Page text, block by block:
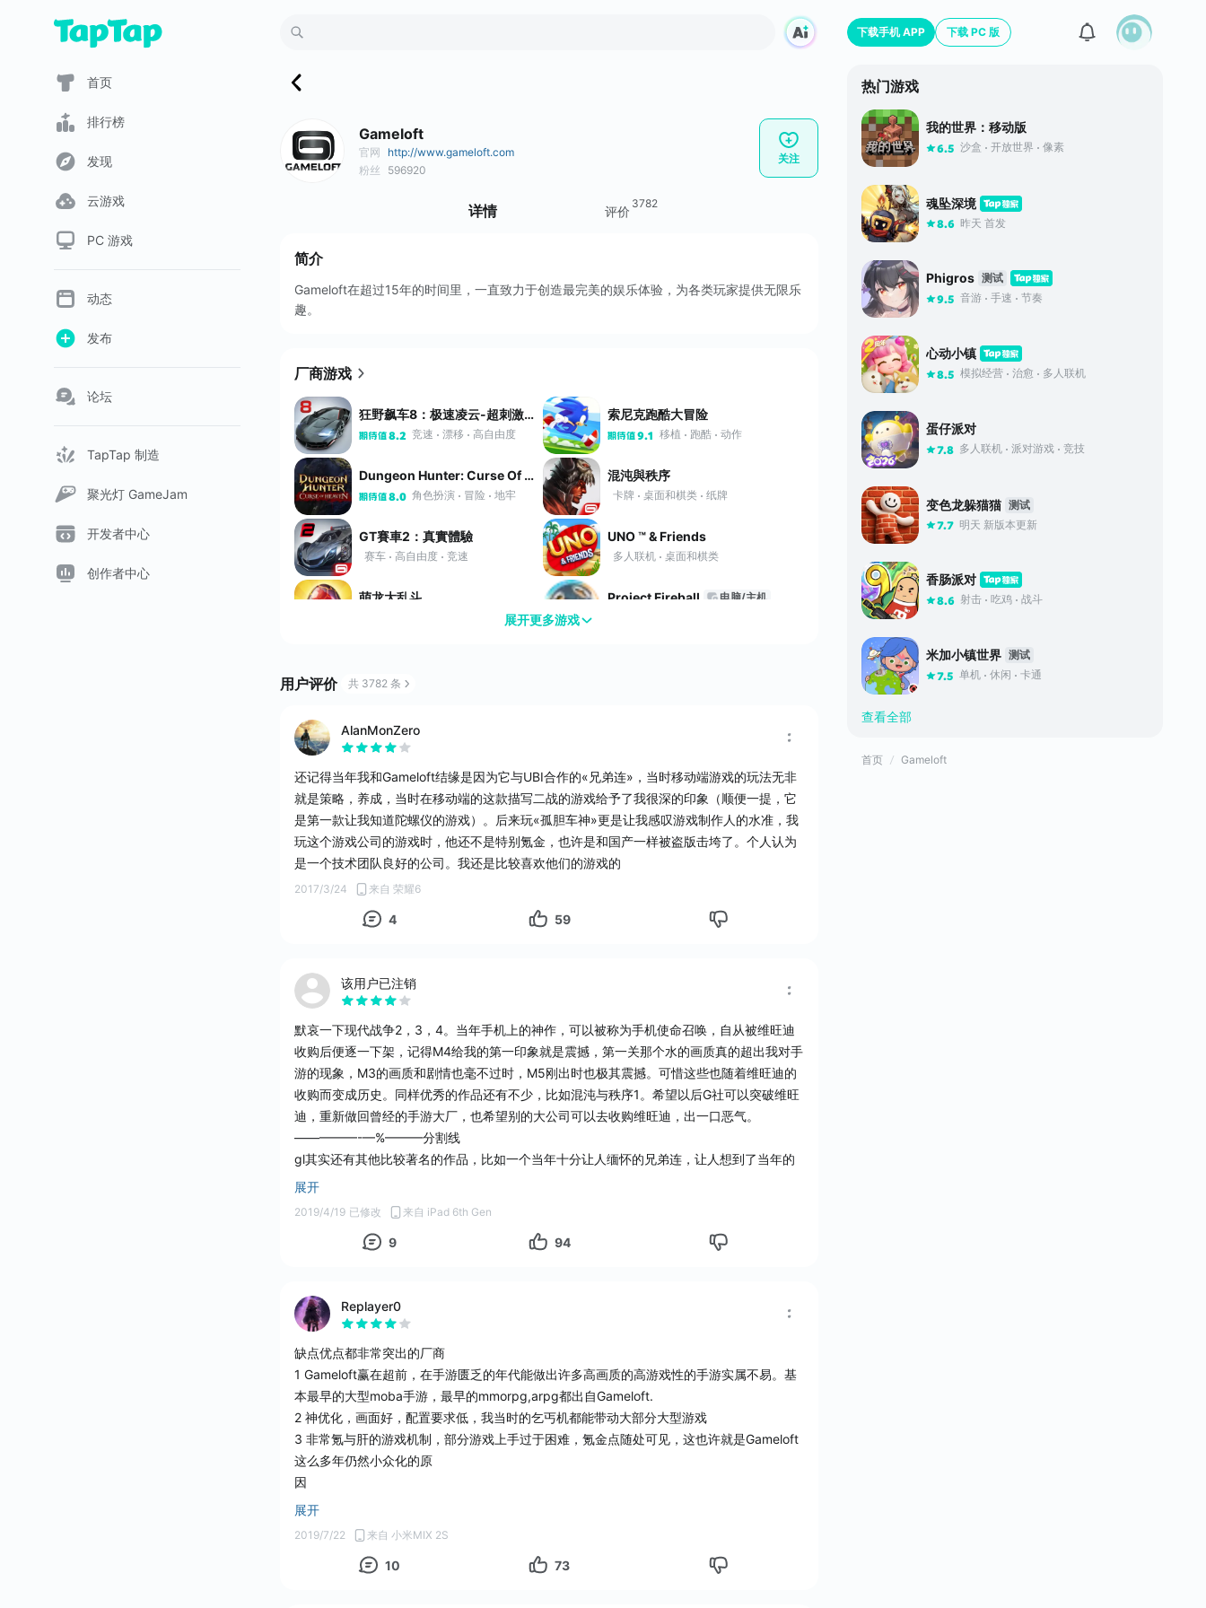
首页
排行榜
发现
云游戏
PC 游戏
动态
发布
论坛
TapTap 制造
聚光灯 GameJam
开发者中心
创作者中心
Gameloft
官网
http://www.gameloft.com
粉丝
596920
关注
详情 评价
3782
简介
Gameloft在超过15年的时间里，一直致力于创造最完美的娱乐体验，为各类玩家提供无限乐
趣。
厂商游戏
狂野飙车8：极速凌云-超刺激的真实赛车街机游戏
8.2 竞速 漂移 高自由度
索尼克跑酷大冒险
9.1 移植 跑酷 动作
Dungeon Hunter: Curse Of Heaven
8.0 角色扮演 冒险 地牢
混沌與秩序
卡牌 桌面和棋类 纸牌
GT賽車2：真實體驗
赛车 高自由度 竞速
UNO ™ & Friends
多人联机 桌面和棋类
萌龙大乱斗 Project Fireball
电脑/主机
策略 穿越
节奏 休闲
忍者跳跳跳！- 无尽街机跳跃游戏
跑酷 动作 冒险
The Amazing Spider-Man
8.8 动作 冒险 角色扮演
N.O.V.A.-近地联盟先遣队：传承战记
7.8 科幻 射击 FPS
展开更多游戏
用户评价 共 3782 条
AlanMonZero
还记得当年我和Gameloft结缘是因为它与UBI合作的«兄弟连»，当时移动端游戏的玩法无非
就是策略，养成，当时在移动端的这款描写二战的游戏给予了我很深的印象（顺便一提，它
是第一款让我知道陀螺仪的游戏）。后来玩«孤胆车神»更是让我感叹游戏制作人的水准，我
玩这个游戏公司的游戏时，他还不是特别氪金，也许是和国产一样被盗版击垮了。个人认为
是一个技术团队良好的公司。我还是比较喜欢他们的游戏的
2017/3/24 来自 荣耀6
4 59
该用户已注销
默哀一下现代战争2，3，4。当年手机上的神作，可以被称为手机使命召唤，自从被维旺迪
收购后便逐一下架，记得M4给我的第一印象就是震撼，第一关那个水的画质真的超出我对手
游的现象，M3的画质和剧情也毫不过时，M5刚出时也极其震撼。可惜这些也随着维旺迪的
收购而变成历史。同样优秀的作品还有不少，比如混沌与秩序1。希望以后G社可以突破维旺
迪，重新做回曾经的手游大厂，也希望别的大公司可以去收购维旺迪，出一口恶气。
—————-—%———分割线
gl其实还有其他比较著名的作品，比如一个当年十分让人缅怀的兄弟连，让人想到了当年的
COD1，这个游戏也下架了……，维旺迪飞吗不可避
展开
2019/4/19 已修改 来自 iPad 6th Gen
9 94
Replayer0
缺点优点都非常突出的厂商
1 Gameloft赢在超前，在手游匮乏的年代能做出许多高画质的高游戏性的手游实属不易。基
本最早的大型moba手游，最早的mmorpg,arpg都出自Gameloft.
2 神优化，画面好，配置要求低，我当时的乞丐机都能带动大部分大型游戏
3 非常氪与肝的游戏机制，部分游戏上手过于困难，氪金点随处可见，这也许就是Gameloft
这么多年仍然小众化的原
因
4 挂太多，ch不行
够优秀但称不上非常良心。
展开
2019/7/22 来自 小米MIX 2S
10 73
下载手机 APP 下载 PC 版
热门游戏
我的世界：移动版
6.5 沙盒 开放世界 像素
魂坠深境
8.6 昨天 首发
Phigros 测试
9.5 音游 手速 节奏
心动小镇
8.5 模拟经营 治愈 多人联机
蛋仔派对
7.8 多人联机 派对游戏 竞技
变色龙躲猫猫 测试
7.7 明天 新版本更新
香肠派对
8.6 射击 吃鸡 战斗
米加小镇世界 测试
7.5 单机 休闲 卡通
查看全部
首页 Gameloft